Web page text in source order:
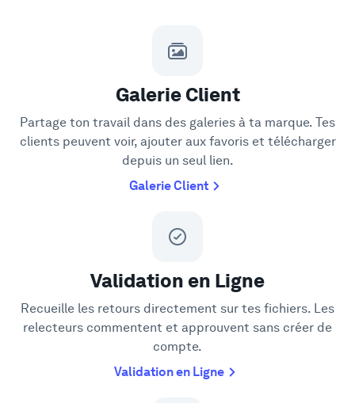
Galerie Client
Partage ton travail dans des galeries à ta marque. Tes
clients peuvent voir, ajouter aux favoris et télécharger
depuis un seul lien.
Galerie Client
Validation en Ligne
Recueille les retours directement sur tes fichiers. Les
relecteurs commentent et approuvent sans créer de
compte.
Validation en Ligne